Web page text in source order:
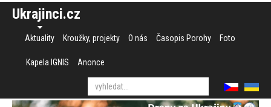
Ukrajinci.cz
Aktuality Kroužky, projekty O nás Časopis Porohy Foto
Kapela IGNIS Anonce